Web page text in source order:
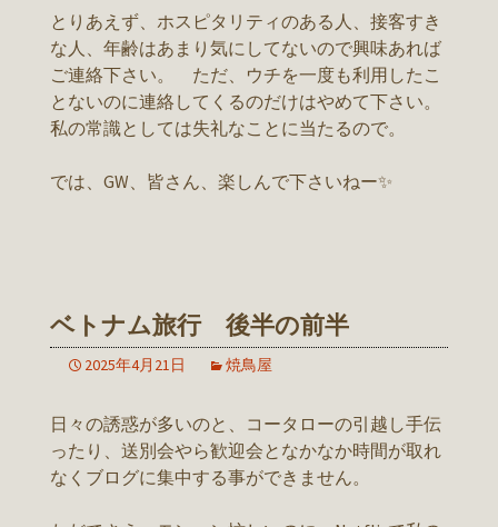
とりあえず、ホスピタリティのある人、接客すき
な人、年齢はあまり気にしてないので興味あれば
ご連絡下さい。 ただ、ウチを一度も利用したこ
とないのに連絡してくるのだけはやめて下さい。
私の常識としては失礼なことに当たるので。
では、GW、皆さん、楽しんで下さいねー✨
ベトナム旅行 後半の前半
2025年4月21日 焼鳥屋
日々の誘惑が多いのと、コータローの引越し手伝
ったり、送別会やら歓迎会となかなか時間が取れ
なくブログに集中する事ができません。